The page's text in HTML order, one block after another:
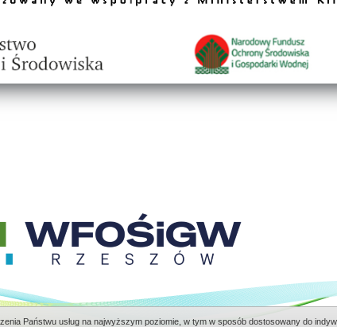
Państwu usług na najwyższym poziomie, w tym w sposób dostosowany do